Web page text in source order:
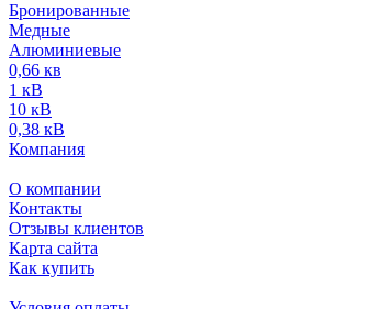
Бронированные
Медные
Алюминиевые
0,66 кв
1 кВ
10 кВ
0,38 кВ
Компания
О компании
Контакты
Отзывы клиентов
Карта сайта
Как купить